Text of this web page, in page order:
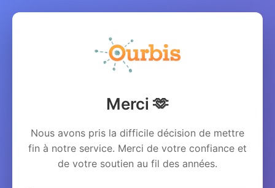
Merci 🫶
Nous avons pris la difficile décision de mettre
fin à notre service. Merci de votre confiance et
de votre soutien au fil des années.